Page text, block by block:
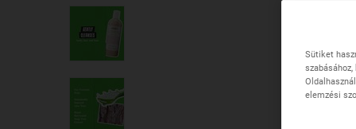
Sütiket
elemzési